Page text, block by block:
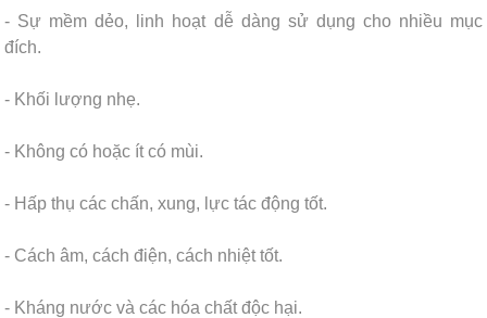
- Sự mềm dẻo, linh hoạt dễ dàng sử dụng cho nhiều mục
đích.
- Khối lượng nhẹ.
- Không có hoặc ít có mùi.
- Hấp thụ các chấn, xung, lực tác động tốt.
- Cách âm, cách điện, cách nhiệt tốt.
- Kháng nước và các hóa chất độc hại.